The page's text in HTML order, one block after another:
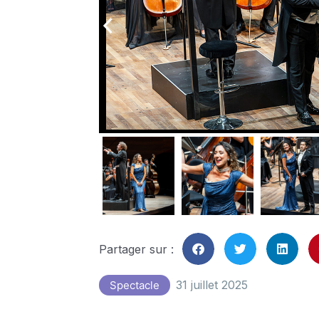
arrow_back_ios
Partager sur :
Spectacle 31 juillet 2025